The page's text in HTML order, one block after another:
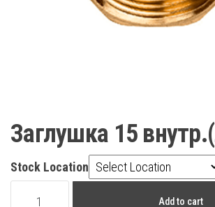
Заглушка 15
Stock Location
Add to cart